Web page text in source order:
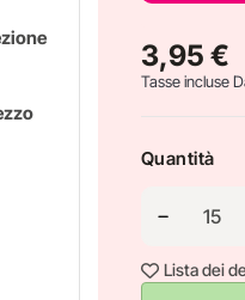
3,95 €
Tasse incluse
Quantità
Lista dei